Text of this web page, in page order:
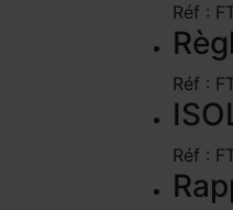
Réf :
Réf :
Réf :